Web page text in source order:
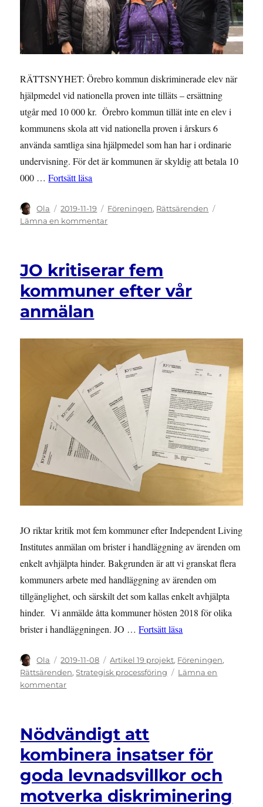
RÄTTSNYHET: Örebro kommun diskriminerade elev när
hjälpmedel vid nationella proven inte tilläts – ersättning
utgår med 10 000 kr. Örebro kommun tillät inte en elev i
kommunens skola att vid nationella proven i årskurs 6
använda samtliga sina hjälpmedel som han har i ordinarie
undervisning. För det är kommunen är skyldig att betala 10
000 …Fortsätt läsa
Författare
Ola
Publicerat
den
2019-11-19 Kategorier
Föreningen, Rättsärenden
Lämna en kommentartill
diskriminerade
när
tilläts
JO kritiserar fem
kommuner efter vår
anmälan
JO riktar kritik mot fem kommuner efter Independent Living
Institutes anmälan om brister i handläggning av ärenden om
enkelt avhjälpta hinder. Bakgrunden är att vi granskat flera
kommuners arbete med handläggning av ärenden om
tillgänglighet, och särskilt det som kallas enkelt avhjälpta
hinder. Vi anmälde åtta kommuner hösten 2018 för olika
brister i handläggningen. JO …Fortsätt läsa
Författare
Ola
Publicerat
den
2019-11-08 Kategorier
Artikel 19 projekt, Föreningen,
Rättsärenden,Strategisk processföring
Lämna en
kommentartill
kommuner
efter
vår
anmälan
Nödvändigt att
kombinera insatser för
goda levnadsvillkor och
motverka diskriminering